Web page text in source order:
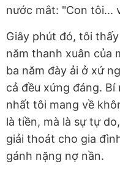
nước mắt: "Con tôi...
Giây phút đó, tôi
năm thanh xuân của
ba năm đày ải ở xứ
cả đều xứng đáng. Bí
nhất tôi mang về
là tiền, mà là sự tự
giải thoát cho gia
gánh nặng nợ nần.